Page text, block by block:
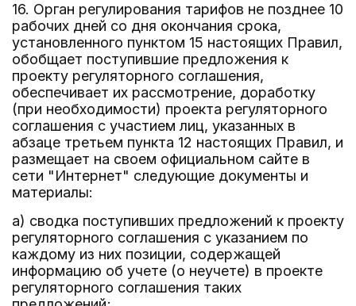
16. Орган регулирования тарифов не позднее 10
рабочих дней со дня окончания срока,
установленного пунктом 15 настоящих Правил,
обобщает поступившие предложения к
проекту регуляторного соглашения,
обеспечивает их рассмотрение, доработку
(при необходимости) проекта регуляторного
соглашения с участием лиц, указанных в
абзаце третьем пункта 12 настоящих Правил, и
размещает на своем официальном сайте в
сети "Интернет" следующие документы и
материалы:
а) сводка поступивших предложений к проекту
регуляторного соглашения с указанием по
каждому из них позиции, содержащей
информацию об учете (о неучете) в проекте
регуляторного соглашения таких